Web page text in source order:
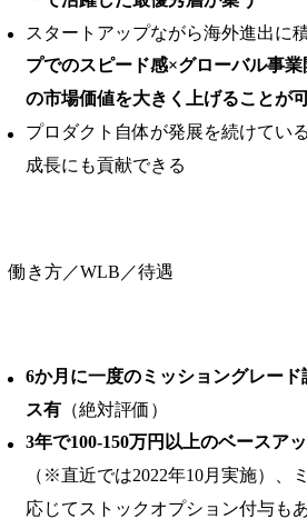
スタートアップながら海外進出に積
プでのスピード感×グローバル事
の市場価値を大きく上げることが
プロダクト自体が発展を続けてい
成長にも貢献できる
働き方／WLB／待遇
6か⽉に⼀度のミッショングレー
ス有 （絶対評価）
3年で100-150万円以上のベースア
（※直近では2022年10月実施）、
応じてストックオプション付与も